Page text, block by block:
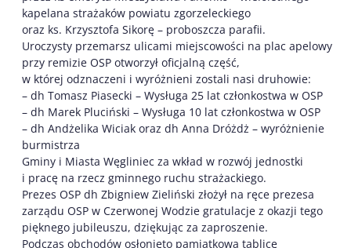
kapelana strażaków powiatu zgorzeleckiego
oraz ks. Krzysztofa Sikorę – proboszcza parafii.
Uroczysty przemarsz ulicami miejscowości na plac apelowy
przy remizie OSP otworzył oficjalną część,
w której odznaczeni i wyróżnieni zostali nasi druhowie:
– dh Tomasz Piasecki – Wysługa 25 lat członkostwa w OSP
– dh Marek Pluciński – Wysługa 10 lat członkostwa w OSP
– dh Andżelika Wiciak oraz dh Anna Dróżdż – wyróżnienie
burmistrza
Gminy i Miasta Węgliniec za wkład w rozwój jednostki
i pracę na rzecz gminnego ruchu strażackiego.
Prezes OSP dh Zbigniew Zieliński złożył na ręce prezesa
zarządu OSP w Czerwonej Wodzie gratulacje z okazji tego
pięknego jubileuszu, dziękując za zaproszenie.
Podczas obchodów osłonięto pamiątkową tablicę